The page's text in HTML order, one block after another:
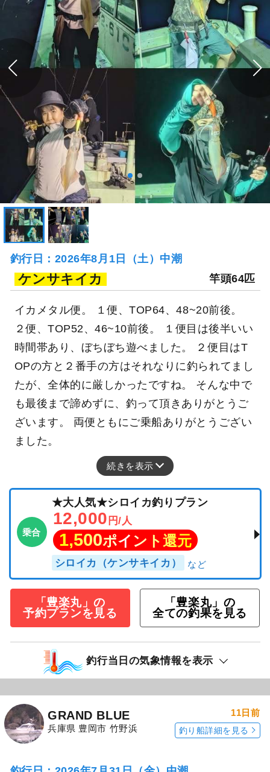
釣行日：2026年8月1日（土）中潮
ケンサキイカ 竿頭64匹
イカメタル便。 １便、TOP64、48~20前後。
２便、TOP52、46~10前後。 １便目は後半いい
時間帯あり、ぼちぼち遊べました。 ２便目はT
OPの方と２番手の方はそれなりに釣られてまし
たが、全体的に厳しかったですね。 そんな中で
も最後まで諦めずに、釣って頂きありがとうご
ざいます。 両便ともにご乗船ありがとうござい
ました。
続きを表示
乗合
★大人気★シロイカ釣りプラン
12,000 円/人
1,500ポイント還元
シロイカ（ケンサキイカ）
「豊楽丸」の
予約プランを見る
「豊楽丸」の
全ての釣果を見る
釣行当日の気象情報を表示
GRAND BLUE
兵庫県 豊岡市 竹野浜
11日前
釣り船詳細を見る